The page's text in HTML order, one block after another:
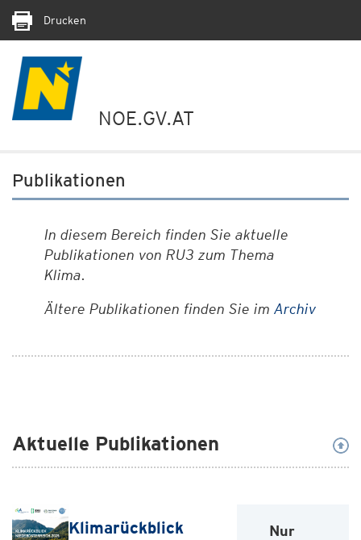
Drucken
NOE.GV.AT
Publikationen
In diesem Bereich finden Sie aktuelle
Publikationen von RU3 zum Thema
Klima.
Ältere Publikationen finden Sie im Archiv
Aktuelle Publikationen
Klimarückblick
Nur